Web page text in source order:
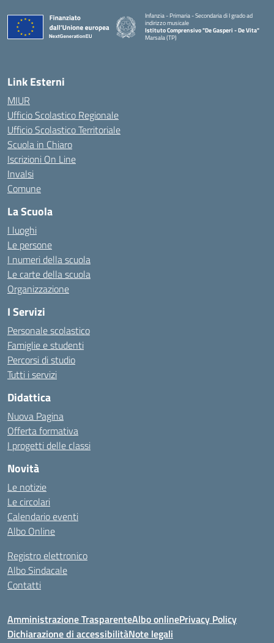
Infanzia - Primaria - Secondaria di I grado ad
indirizzo musicale
Istituto Comprensivo "De Gasperi - De Vita"
Marsala (TP)
Link Esterni
MIUR
Ufficio Scolastico Regionale
Ufficio Scolastico Territoriale
Scuola in Chiaro
Iscrizioni On Line
Invalsi
Comune
La Scuola
I luoghi
Le persone
I numeri della scuola
Le carte della scuola
Organizzazione
I Servizi
Personale scolastico
Famiglie e studenti
Percorsi di studio
Tutti i servizi
Didattica
Nuova Pagina
Offerta formativa
I progetti delle classi
Novità
Le notizie
Le circolari
Calendario eventi
Albo Online
Registro elettronico
Albo Sindacale
Contatti
Amministrazione TrasparenteAlbo onlinePrivacy Policy
Dichiarazione di accessibilitàNote legali